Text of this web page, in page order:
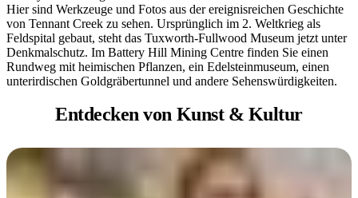
Hier sind Werkzeuge und Fotos aus der ereignisreichen Geschichte
von Tennant Creek zu sehen. Ursprünglich im 2. Weltkrieg als
Feldspital gebaut, steht das Tuxworth-Fullwood Museum jetzt unter
Denkmalschutz. Im Battery Hill Mining Centre finden Sie einen
Rundweg mit heimischen Pflanzen, ein Edelsteinmuseum, einen
unterirdischen Goldgräbertunnel und andere Sehenswürdigkeiten.
Entdecken von Kunst & Kultur